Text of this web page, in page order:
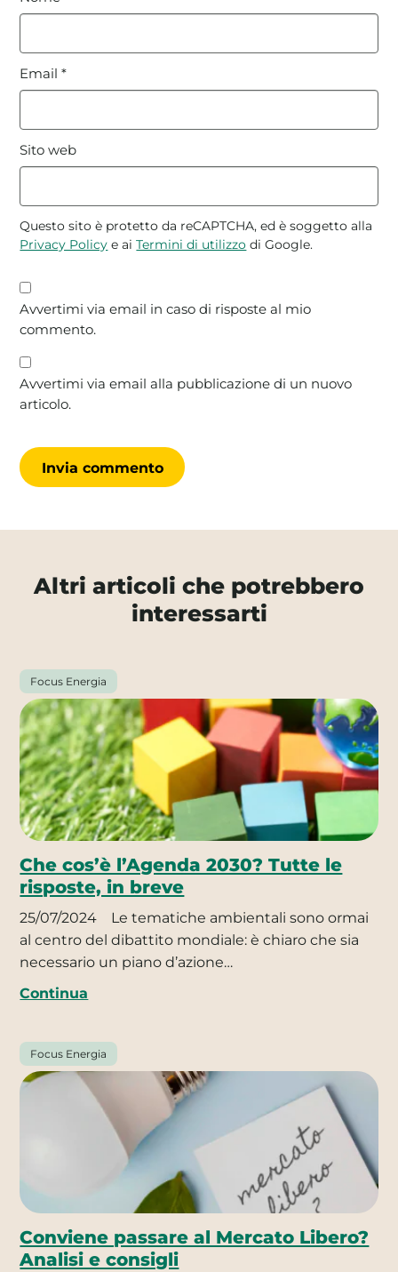
Email*
Sito web
Questo sito è protetto da reCAPTCHA, ed è soggetto alla
Privacy Policy e aiTermini di utilizzo di Google.
Avvertimi via email in caso di risposte al mio
commento.
Avvertimi via email alla pubblicazione di un nuovo
articolo.
Altri articoli che potrebbero
interessarti
Focus Energia
Che cos’è l’Agenda 2030? Tutte le
risposte, in breve
25/07/2024
Le tematiche ambientali sono ormai
al centro del dibattito mondiale: è chiaro che sia
necessario un piano d’azione…
Continua
Focus Energia
Conviene passare al Mercato Libero?
Analisi e consigli